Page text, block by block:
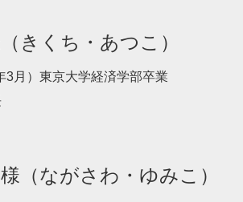
きくち・あつこ）
3月）東京大学経済学部卒業
（ながさわ・ゆみこ）